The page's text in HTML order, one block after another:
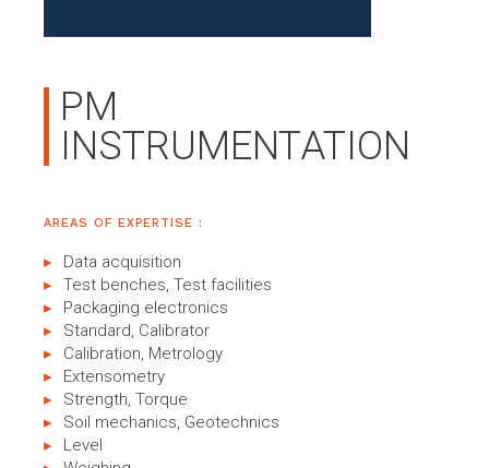
PM
INSTRUMENTATION
AREAS OF EXPERTISE :
Data acquisition
Test benches, Test facilities
Packaging electronics
Standard, Calibrator
Calibration, Metrology
Extensometry
Strength, Torque
Soil mechanics, Geotechnics
Level